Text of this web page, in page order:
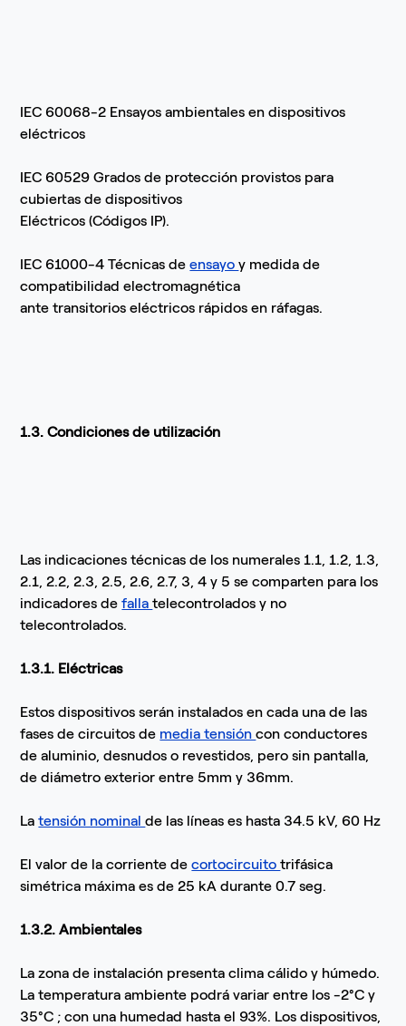
IEC 60068-2 Ensayos ambientales en dispositivos
eléctricos
IEC 60529 Grados de protección provistos para
cubiertas de dispositivos
Eléctricos (Códigos IP).
IEC 61000-4 Técnicas deensayoy medida de
compatibilidad electromagnética
ante transitorios eléctricos rápidos en ráfagas.
1.3. Condiciones de utilización
Las indicaciones técnicas de los numerales 1.1, 1.2, 1.3,
2.1, 2.2, 2.3, 2.5, 2.6, 2.7, 3, 4 y 5 se comparten para los
indicadores defallatelecontrolados y no
telecontrolados.
1.3.1. Eléctricas
Estos dispositivos serán instalados en cada una de las
fases de circuitos de media tensióncon conductores
de aluminio, desnudos o revestidos, pero sin pantalla,
de diámetro exterior entre 5mm y 36mm.
Latensión nominalde las líneas es hasta 34.5 kV, 60 Hz
El valor de la corriente decortocircuitotrifásica
simétrica máxima es de 25 kA durante 0.7 seg.
1.3.2. Ambientales
La zona de instalación presenta clima cálido y húmedo.
La temperatura ambiente podrá variar entre los -2°C y
35°C ; con una humedad hasta el 93%. Los dispositivos,